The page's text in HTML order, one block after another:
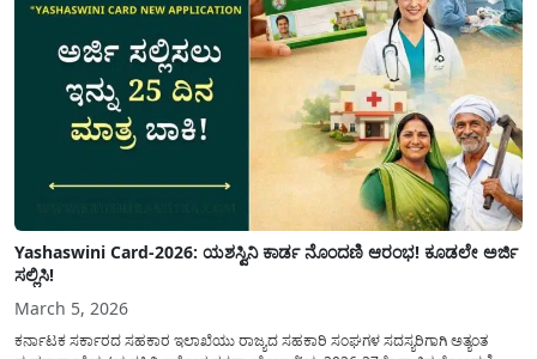
Yashaswini Card-2026: ಯಶಸ್ವಿನಿ ಕಾರ್ಡ ನೊಂದಣಿ ಆರಂಭ! ಕೂಡಲೇ ಅರ್ಜಿ
ಸಲ್ಲಿಸಿ!
March 5, 2026
ಕರ್ನಾಟಕ ಸರ್ಕಾರದ ಸಹಕಾರ ಇಲಾಖೆಯು ರಾಜ್ಯದ ಸಹಕಾರಿ ಸಂಘಗಳ ಸದಸ್ಯರಿಗಾಗಿ ಅತ್ಯಂತ